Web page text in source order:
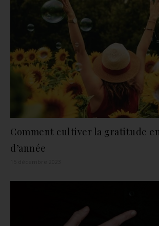
Comment cultiver la gratitude
d’année